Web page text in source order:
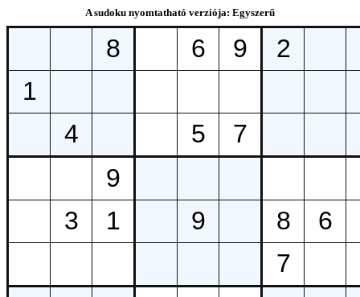
A sudoku nyomtatható verziója: Egyszerű